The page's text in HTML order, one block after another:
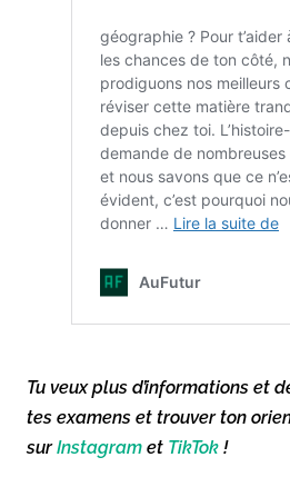
Tu veux plus d’informations et
tes examens et trouver ton
surInstagram et TikTok !